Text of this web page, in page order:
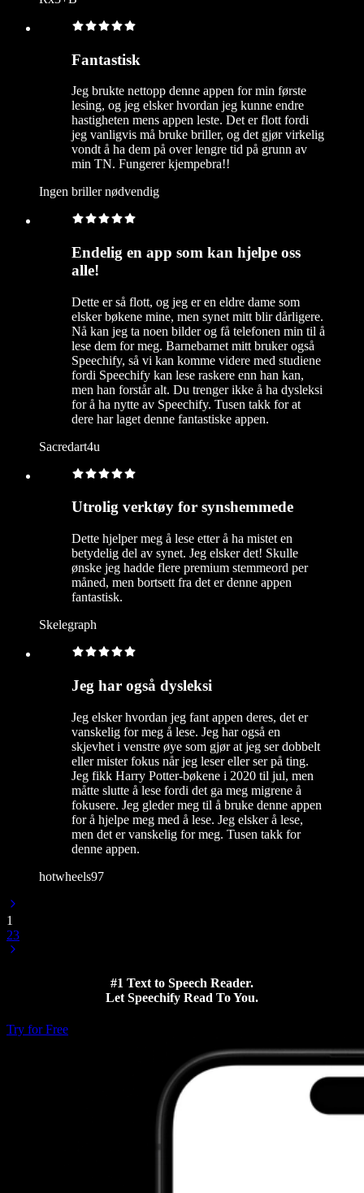
Fantastisk
Jeg brukte nettopp denne appen for min første
lesing, og jeg elsker hvordan jeg kunne endre
hastigheten mens appen leste. Det er flott fordi
jeg vanligvis må bruke briller, og det gjør virkelig
vondt å ha dem på over lengre tid på grunn av
min TN. Fungerer kjempebra!!
Ingen briller nødvendig
Endelig en app som kan hjelpe oss
alle!
Dette er så flott, og jeg er en eldre dame som
elsker bøkene mine, men synet mitt blir dårligere.
Nå kan jeg ta noen bilder og få telefonen min til å
lese dem for meg. Barnebarnet mitt bruker også
Speechify, så vi kan komme videre med studiene
fordi Speechify kan lese raskere enn han kan,
men han forstår alt. Du trenger ikke å ha dysleksi
for å ha nytte av Speechify. Tusen takk for at
dere har laget denne fantastiske appen.
Sacredart4u
Utrolig verktøy for synshemmede
Dette hjelper meg å lese etter å ha mistet en
betydelig del av synet. Jeg elsker det! Skulle
ønske jeg hadde flere premium stemmeord per
måned, men bortsett fra det er denne appen
fantastisk.
Skelegraph
Jeg har også dysleksi
Jeg elsker hvordan jeg fant appen deres, det er
vanskelig for meg å lese. Jeg har også en
skjevhet i venstre øye som gjør at jeg ser dobbelt
eller mister fokus når jeg leser eller ser på ting.
Jeg fikk Harry Potter-bøkene i 2020 til jul, men
måtte slutte å lese fordi det ga meg migrene å
fokusere. Jeg gleder meg til å bruke denne appen
for å hjelpe meg med å lese. Jeg elsker å lese,
men det er vanskelig for meg. Tusen takk for
denne appen.
hotwheels97
1
23
#1 Text to Speech Reader.
Let Speechify Read To You.
Try for Free